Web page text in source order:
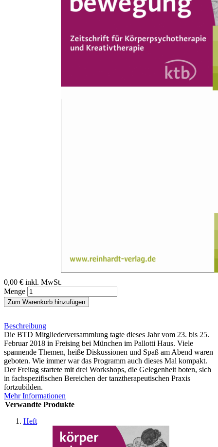
Digitale Ausgabe
0,00 € inkl. MwSt.
Menge
Zum Warenkorb hinzufügen
Beschreibung
Die BTD Mitgliederversammlung tagte dieses Jahr vom 23. bis 25.
Februar 2018 in Freising bei München im Pallotti Haus. Viele
spannende Themen, heiße Diskussionen und Spaß am Abend waren
geboten. Wie immer war das Programm auch dieses Mal kompakt.
Der Freitag startete mit drei Workshops, die Gelegenheit boten, sich
in fachspezifischen Bereichen der tanztherapeutischen Praxis
fortzubilden.
Mehr Informationen
Verwandte Produkte
Heft